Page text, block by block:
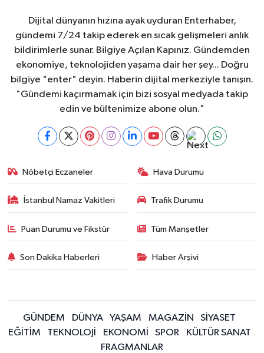
Dijital dünyanın hızına ayak uyduran Enterhaber,
gündemi 7/24 takip ederek en sıcak gelişmeleri anlık
bildirimlerle sunar. Bilgiye Açılan Kapınız. Gündemden
ekonomiye, teknolojiden yaşama dair her şey... Doğru
bilgiye "enter" deyin. Haberin dijital merkeziyle tanışın.
"Gündemi kaçırmamak için bizi sosyal medyada takip
edin ve bültenimize abone olun."
Nöbetçi Eczaneler Hava Durumu
İstanbul Namaz Vakitleri Trafik Durumu
Puan Durumu ve Fikstür Tüm Manşetler
Son Dakika Haberleri Haber Arşivi
GÜNDEM DÜNYA YAŞAM MAGAZİN
SİYASET
EĞİTİM
TEKNOLOJİ EKONOMİ SPOR
KÜLTÜR SANAT
FRAGMANLAR